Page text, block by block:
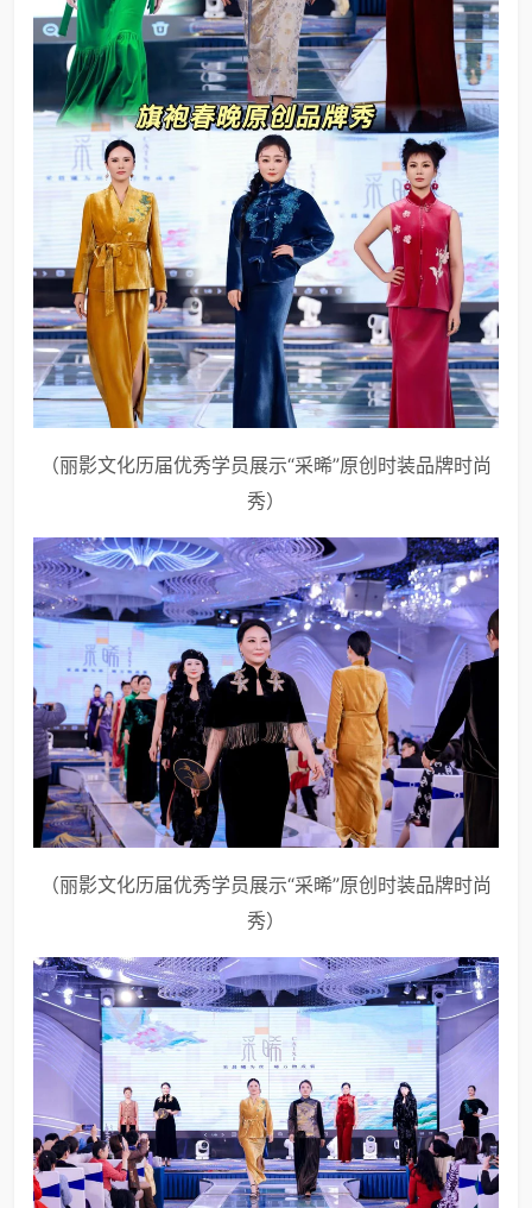
（丽影文化历届优秀学员展示“采晞”原创时装品牌时尚
秀）
（丽影文化历届优秀学员展示“采晞”原创时装品牌时尚
秀）